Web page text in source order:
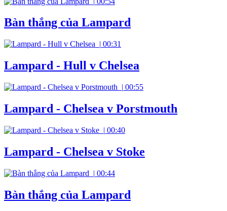
Bàn thắng của Lampard
| 00:31
Lampard - Hull v Chelsea
| 00:55
Lampard - Chelsea v Porstmouth
| 00:40
Lampard - Chelsea v Stoke
| 00:44
Bàn thắng của Lampard